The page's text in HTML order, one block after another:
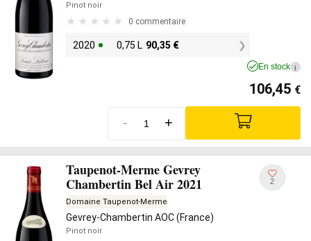
Pinot noir
0 commentaire
2020 0,75 L 90,35 €
En stock i
106,45 €
- +
Taupenot-Merme Gevrey
Chambertin Bel Air 2021
Domaine Taupenot-Merme
Gevrey-Chambertin AOC (France)
Pinot noir
2